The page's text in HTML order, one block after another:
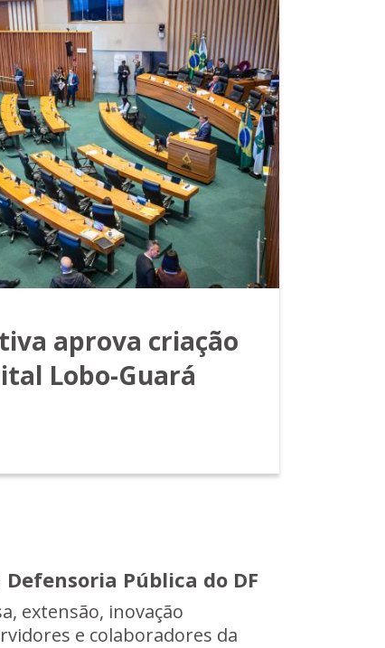
aprova criação
Lobo-Guará
Pública do DF
extensão, inovação
e colaboradores da